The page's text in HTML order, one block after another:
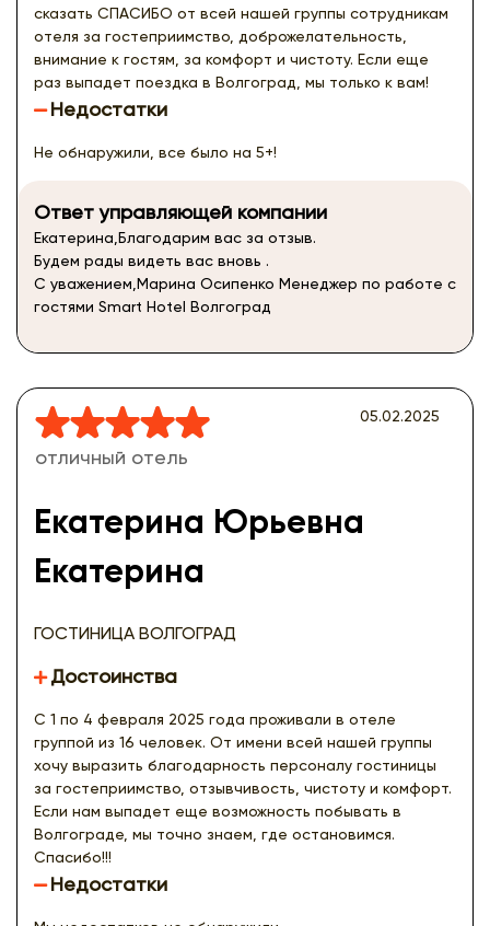
сказать СПАСИБО от всей нашей группы сотрудникам
отеля за гостеприимство, доброжелательность,
внимание к гостям, за комфорт и чистоту. Если еще
раз выпадет поездка в Волгоград, мы только к вам!
Недостатки
Не обнаружили, все было на 5+!
Ответ управляющей компании
Екатерина,Благодарим вас за отзыв.
Будем рады видеть вас вновь .
С уважением,Марина Осипенко Менеджер по работе с
гостями Smart Hotel Волгоград
отличный отель
Екатерина Юрьевна
Екатерина
ГОСТИНИЦА ВОЛГОГРАД
05.02.2025
Достоинства
С 1 по 4 февраля 2025 года проживали в отеле
группой из 16 человек. От имени всей нашей группы
хочу выразить благодарность персоналу гостиницы
за гостеприимство, отзывчивость, чистоту и комфорт.
Если нам выпадет еще возможность побывать в
Волгограде, мы точно знаем, где остановимся.
Спасибо!!!
Недостатки